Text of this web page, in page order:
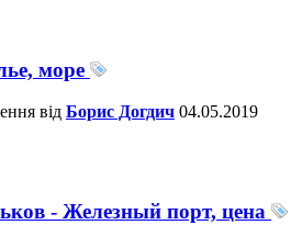
море
від Борис Догдич 04.05.2019
- Железный порт, цена